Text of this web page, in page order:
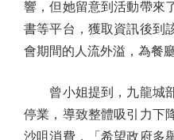
響，但她留意到活動帶來
書等平台，獲取資訊後到
會期間的人流外溢，為餐
曾小姐提到，九龍城部
停業，導致整體吸引力下
沙咀消費，「希望政府多